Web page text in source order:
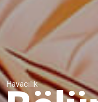
Havacılık